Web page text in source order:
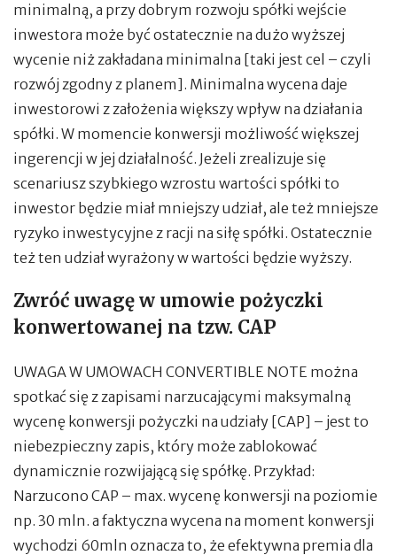
minimalną, a przy dobrym rozwoju spółki wejście
inwestora może być ostatecznie na dużo wyższej
wycenie niż zakładana minimalna [taki jest cel – czyli
rozwój zgodny z planem]. Minimalna wycena daje
inwestorowi z założenia większy wpływ na działania
spółki. W momencie konwersji możliwość większej
ingerencji w jej działalność. Jeżeli zrealizuje się
scenariusz szybkiego wzrostu wartości spółki to
inwestor będzie miał mniejszy udział, ale też mniejsze
ryzyko inwestycyjne z racji na siłę spółki. Ostatecznie
też ten udział wyrażony w wartości będzie wyższy.
Zwróć uwagę w umowie pożyczki
konwertowanej na tzw. CAP
UWAGA W UMOWACH CONVERTIBLE NOTE można
spotkać się z zapisami narzucającymi maksymalną
wycenę konwersji pożyczki na udziały [CAP] – jest to
niebezpieczny zapis, który może zablokować
dynamicznie rozwijającą się spółkę. Przykład:
Narzucono CAP – max. wycenę konwersji na poziomie
np. 30 mln. a faktyczna wycena na moment konwersji
wychodzi 60mln oznacza to, że efektywna premia dla